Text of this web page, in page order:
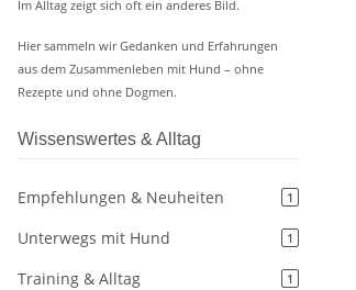
Im Alltag zeigt sich oft ein anderes Bild.
Hier sammeln wir Gedanken und Erfahrungen
aus dem Zusammenleben mit Hund – ohne
Rezepte und ohne Dogmen.
Wissenswertes & Alltag
Empfehlungen & Neuheiten 1
Unterwegs mit Hund 1
Training & Alltag 1